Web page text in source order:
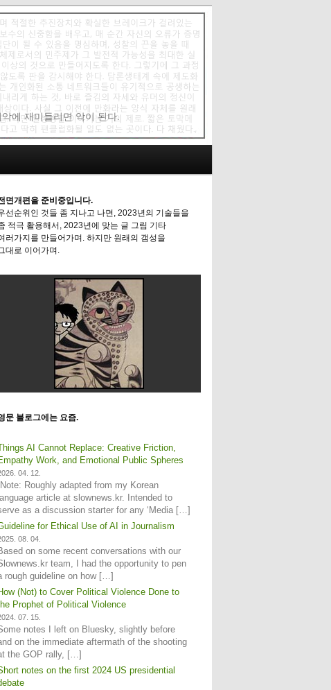
에 재미들리면 악이 된다.
면개편을 준비중입니다.
선순위인 것들 좀 지나고 나면, 2023년의 기술들을
적극 활용해서, 2023년에 맞는 글 그림 기타
러가지를 만들어가며. 하지만 원래의 갬성을
대로 이어가며.
문 블로그에는 요즘.
AI Cannot Replace: Creative Friction,
Work, and Emotional Public Spheres
04. 12.
Roughly adapted from my Korean
language article at slownews.kr. Intended to
as a discussion starter for any ‘Media […]
for Ethical Use of AI in Journalism
08. 04.
on some recent conversations with our
team, I had the opportunity to pen
rough guideline on how […]
(Not) to Cover Political Violence Done to
Prophet of Political Violence
07. 15.
notes I left on Bluesky, slightly before
on the immediate aftermath of the shooting
the GOP rally, […]
notes on the first 2024 US presidential